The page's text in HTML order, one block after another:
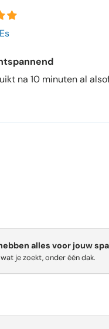
na 10 minuten al
alles voor jouw spa
je zoekt, onder één dak.